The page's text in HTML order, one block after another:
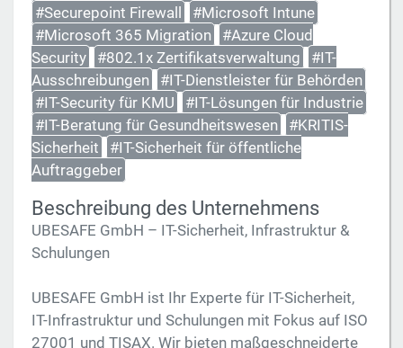
#Securepoint Firewall
#Microsoft Intune
#Microsoft 365 Migration
#Azure Cloud
Security
#802.1x Zertifikatsverwaltung
#IT-
Ausschreibungen
#IT-Dienstleister für Behörden
#IT-Security für KMU
#IT-Lösungen für Industrie
#IT-Beratung für Gesundheitswesen
#KRITIS-
Sicherheit
#IT-Sicherheit für öffentliche
Auftraggeber
Beschreibung des Unternehmens
UBESAFE GmbH – IT-Sicherheit, Infrastruktur &
Schulungen
UBESAFE GmbH ist Ihr Experte für IT-Sicherheit,
IT-Infrastruktur und Schulungen mit Fokus auf ISO
27001 und TISAX. Wir bieten maßgeschneiderte